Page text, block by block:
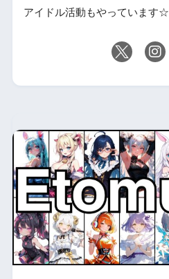
アイドル活動もやっています☆